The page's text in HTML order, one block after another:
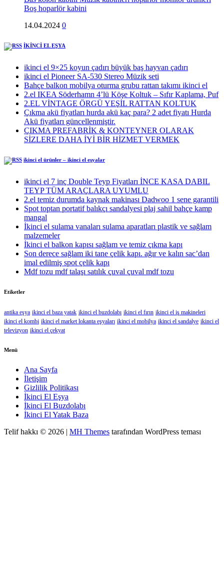
Boş hoparlör kabini
14.04.2024 0
İKİNCİ EL EŞYA
ikinci el 9×25 koyun çadırı büyük baş hayvan çadırı
ikinci el Pioneer SA-530 Stereo Müzik seti
Bahçe balkon mobilya oturma grubu rattan takımı ikinci el
2.el IKEA Söderhamn 4’lü Köşe Koltuk – Sıfır Kaplama, Puf
2.EL VİNTAGE ÖRGÜ YEŞİL RATTAN KOLTUK
Çıkma akü fiyatları hurda akü kaç para? 2 adet fiyatı Hurda
Akü fiyatları güncellenmiştir.
ÇIKMA PREFABRİK & KONTEYNER OLARAK
SİZLERE DAHA İYİ BİR HİZMET VERMEK
ikinci el ürünler – ikinci el eşyalar
ikinci el 7 inç Double Teyp Fiyatları İNCE KASA DABIL
TEYP TÜM ARAÇLARA UYUMLU
2.el temiz durumda kaynak makinası Dadwoo 1 sene garantili
Spot toptan portatif balıkçı sandalyesi plaj sahil bahçe kamp
mangal
İkinci el sulama vanaları sulama aparatları plastik ve sağlam
malzemeler
İkinci el balkon kapısı sağlam ve temiz çıkma kapı
Son derece sağlam iki tane çelik kapı. ağır ve kalın sac’dan
imal edilmiş spot çelik kapı
Mdf tozu mdf talaşı satılık çuval çuval mdf tozu
Etiketler
antika eşya ikinci el baza yatak ikinci el buzdolabı ikinci el fırın ikinci el iş makineleri
ikinci el kombi ikinci el market lokanta eşyaları ikinci el mobilya ikinci el sandalye ikinci el
televizyon ikinci el çekyat
Menü
Ana Sayfa
İletişim
Gizlilik Politikası
İkinci El Eşya
İkinci El Buzdolabı
İkinci El Yatak Baza
Telif hakkı © 2026 | MH Themes tarafından WordPress teması